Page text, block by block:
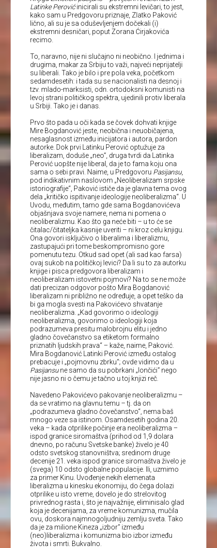
Latinke Perovićinicirali su ekstremni levičari, to jest,
kako sam u Predgovoru priznaje, Zlatko Paković
lično, ali su je sa oduševljenjem dočekali (i)
ekstremni desničari, poput Zorana Ćirjakovića
recimo.
To, naravno, nije ni slučajno ni neobično. I jednima i
drugima, makar za Srbiju to važi, najveći neprijatelji
su liberali. Tako je bilo i pre pola veka, početkom
sedamdesetih: i tada su se nacionalisti na desnoj i
tzv. mlado-marksisti, odn. ortodoksni komunisti na
levoj strani političkog spektra, ujedinili protiv liberala
u Srbiji. Tako je i danas.
Prvo što pada u oči kada se čovek dohvati knjige
Mire Bogdanović jeste, neobična i neuobičajena,
nesaglasnost između inicijatora i autora, pardon
autorke. Dok prvi Latinku Perović optužuje za
liberalizam, doduše „neo“, druga tvrdi da Latinka
Perović uopšte nije liberal, da je to fama koju ona
sama o sebi pravi. Naime, u Predgovoru Pasijansu,
pod indikativnim naslovom „Neoliberalizam srpske
istoriografije“, Paković ističe da je glavna tema ovog
dela „kritičko ispitivanje ideologije neoliberalizma“. U
Uvodu, međutim, tamo gde sama Bogdanovićeva
objašnjava svoje namere, nema ni pomena o
neoliberalizmu. Kao što ga neće biti – u to će se
čitalac/čitateljka kasnije uveriti – ni kroz celu knjigu.
Ona govori isključivo o liberalima i liberalizmu,
zastupajući pri tome beskompromisno gore
pomenutu tezu. Otkud sad opet (ali sad kao farsa)
ovaj sukob na političkoj levici? Da li su to za autorku
knjige i pisca predgovora liberalizam i
neoliberalizam istovetni pojmovi? Na to se ne može
dati precizan odgovor pošto Mira Bogdanović
liberalizam ni približno ne određuje, a opet teško da
bi ga mogla svesti na Pakovićevo shvatanje
neoliberalizma. „Kad govorimo o ideologiji
neoliberalizma, govorimo o ideologiji koja
podrazumeva presitu malobrojnu elitu i jedno
gladno čovečanstvo sa etiketom formalno
priznatih ljudskih prava“ – kaže, naime, Paković.
Mira Bogdanović Latinki Perović između ostalog
prebacuje i „pojmovnu zbrku“; ovde vidimo da u
Pasijansune samo da su pobrkani „lončići“ nego
nije jasno ni o čemu je tačno u toj knjizi reč.
Navedeno Pakovićevo pakovanje neoliberalizmu –
da se vratimo na glavnu temu – tj. da on
„podrazumeva gladno čovečanstvo“, nema baš
mnogo veze sa istinom. Osamdesetih godina 20.
veka – kada otprilike počinje era neoliberalizma –
ispod granice siromaštva (prihod od 1,9 dolara
dnevno, po računu Svetske banke) živelo je 40
odsto svetskog stanovništva; sredinom druge
decenije 21. veka ispod granice siromaštva živelo je
(svega) 10 odsto globalne populacije. Ili, uzmimo
za primer Kinu. Uvođenje nekih elemenata
liberalizma u kinesku ekonomiju, do čega dolazi
otprilike u isto vreme, dovelo je do strelovitog
privrednog rasta i, što je najvažnije, eliminisalo glad
koja je decenijama, za vreme komunizma, mučila
ovu, doskora najmnogoljudniju zemlju sveta. Tako
da je za milione Kineza „izbor“ između
(neo)liberalizma i komunizma bio izbor između
života i smrti. Bukvalno.